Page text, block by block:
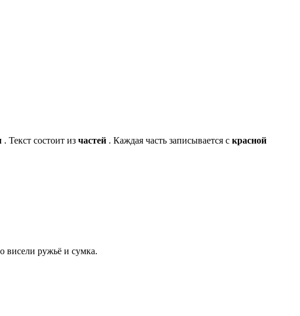
. Текст состоит из частей . Каждая часть записывается с красной
висели ружьё и сумка.